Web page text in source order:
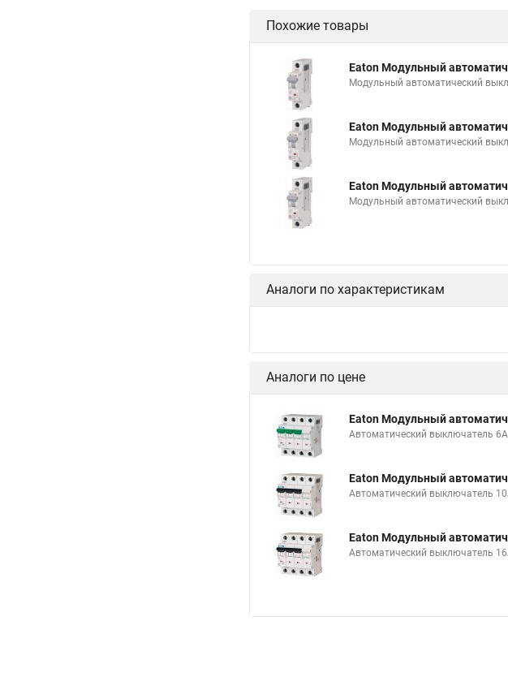
Похожие товары
Eaton Модульный
Модульный автоматический
Eaton Модульный
Модульный автоматический
Eaton Модульный
Модульный автоматический
Аналоги по характеристикам
Аналоги по цене
Eaton Модульный
Автоматический выключатель
Eaton Модульный
Автоматический выключатель
Eaton Модульный
Автоматический выключатель